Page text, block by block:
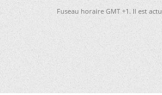
Fuseau horaire GMT +1. Il est